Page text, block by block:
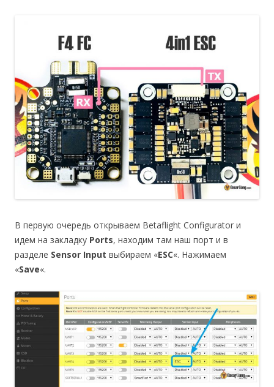
В первую очередь открываем Betaflight Configurator и
идем на закладку Ports, находим там наш порт и в
разделе Sensor Input выбираем «ESC«. Нажимаем
«Save«.